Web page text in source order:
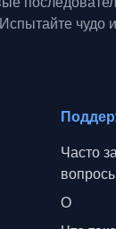
чудо
Часто
О